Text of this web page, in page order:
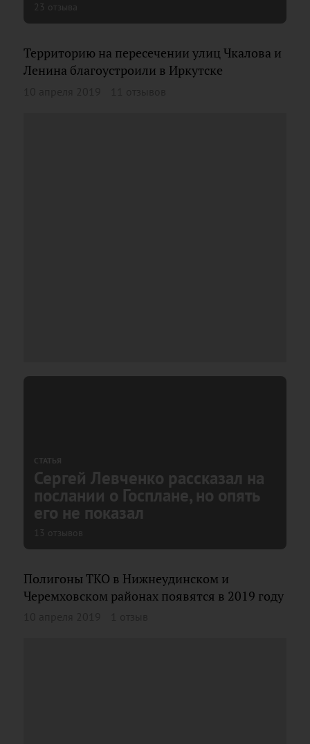
23 отзыва
Территорию на пересечении улиц Чкалова и
Ленина благоустроили в Иркутске
СТАТЬЯ
Сергей Левченко рассказал на
послании о Госплане, но опять
его не показал
13 отзывов
Полигоны ТКО в Нижнеудинском и
Черемховском районах появятся в 2019 году